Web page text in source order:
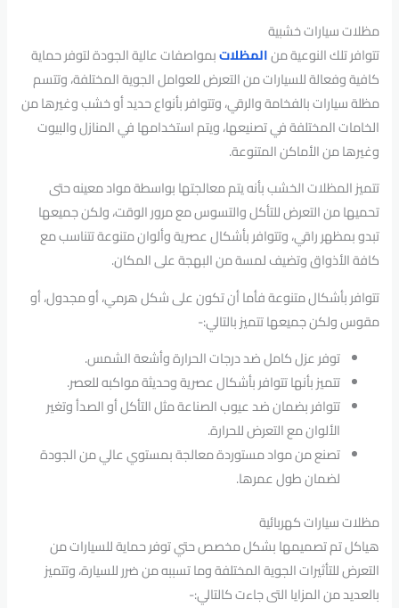
مظلات سيارات خشبية
تتوافر تلك النوعية منالمظلاتبمواصفات عالية الجودة لتوفر حماية
كافية وفعالة للسيارات من التعرض للعوامل الجوية المختلفة، وتتسم
مظلة سيارات بالفخامة والرقي، وتتوافر بأنواع حديد أو خشب وغيرها من
الخامات المختلفة في تصنيعها، ويتم استخدامها في المنازل والبيوت
وغيرها من الأماكن المتنوعة.
تتميز المظلات الخشب بأنه يتم معالجتها بواسطة مواد معينه حتى
تحميها من التعرض للتأكل والتسوس مع مرور الوقت، ولكن جميعها
تبدو بمظهر راقي، وتتوافر بأشكال عصرية وألوان متنوعة تتناسب مع
كافة الأذواق وتضيف لمسة من البهجة على المكان.
تتوافر بأشكال متنوعة فأما أن تكون على شكل هرمي، أو مجدول، أو
مقوس ولكن جميعها تتميز بالتالي:-
توفر عزل كامل ضد درجات الحرارة وأشعة الشمس.
تتميز بأنها تتوافر بأشكال عصرية وحديثة مواكبه للعصر.
تتوافر بضمان ضد عيوب الصناعة مثل التأكل أو الصدأ وتغير
الألوان مع التعرض للحرارة.
تصنع من مواد مستوردة معالجة بمستوي عالي من الجودة
لضمان طول عمرها.
مظلات سيارات كهربائية
هياكل تم تصميمها بشكل مخصص حتي توفر حماية للسيارات من
التعرض للتأثيرات الجوية المختلفة وما تسببه من ضرر للسيارة، وتتميز
بالعديد من المزايا التى جاءت كالتالي:-